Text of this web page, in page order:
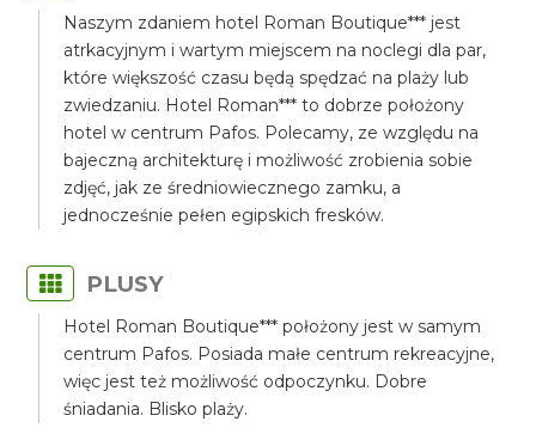
Naszym zdaniem hotel Roman Boutique*** jest
atrkacyjnym i wartym miejscem na noclegi dla par,
które większość czasu będą spędzać na plaży lub
zwiedzaniu. Hotel Roman*** to dobrze położony
hotel w centrum Pafos. Polecamy, ze względu na
bajeczną architekturę i możliwość zrobienia sobie
zdjęć, jak ze średniowiecznego zamku, a
jednocześnie pełen egipskich fresków.
PLUSY
Hotel Roman Boutique*** położony jest w samym
centrum Pafos. Posiada małe centrum rekreacyjne,
więc jest też możliwość odpoczynku. Dobre
śniadania. Blisko plaży.